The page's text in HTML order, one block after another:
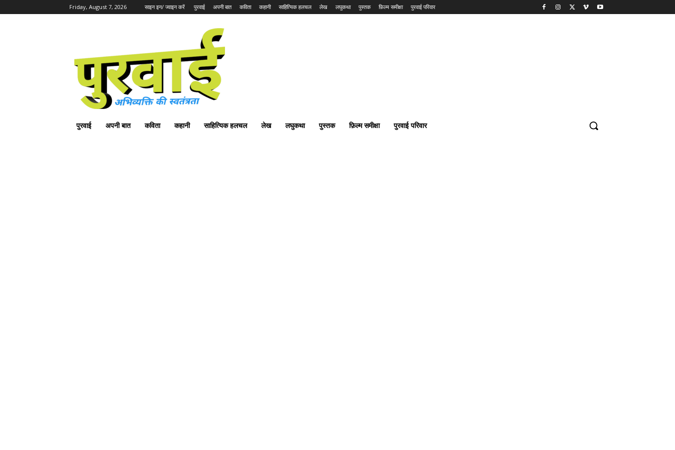
Friday, August 7, 2026 साइन इन/ ज्वाइन करें पुरवाई अपनी बात कविता कहानी साहित्यिक हलचल लेख लघुकथा पुस्तक फ़िल्म समीक्षा पुरवाई परिवार
पुरवाई अपनी बात कविता कहानी साहित्यिक हलचल लेख लघुकथा पुस्तक फ़िल्म समीक्षा पुरवाई परिवार